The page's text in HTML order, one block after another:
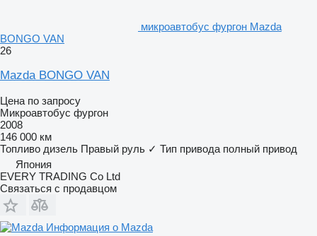
микроавтобус фургон Mazda
BONGO VAN
26
Mazda BONGO VAN
Цена по запросу
Микроавтобус фургон
2008
146 000 км
Топливо дизель Правый руль ✓ Тип привода полный привод
Япония
EVERY TRADING Co Ltd
Связаться с продавцом
Информация о Mazda